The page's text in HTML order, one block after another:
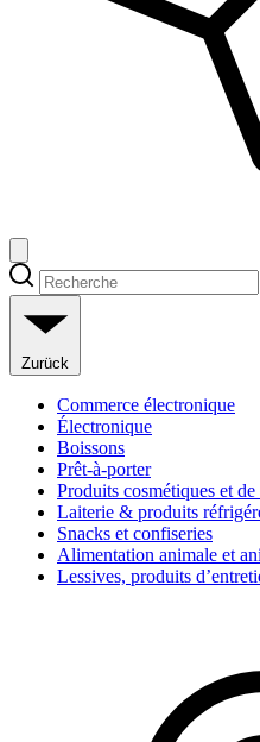
Zurück
Commerce électronique
Électronique
Boissons
Prêt-à-porter
Produits cosmétiques et de
Laiterie & produits
Snacks et confiseries
Alimentation animale et
Lessives, produits